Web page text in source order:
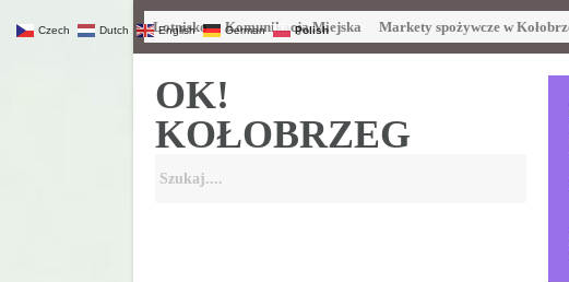
Lotnisko Komunikacja Miejska Markety spożywcze w
OK!
KOŁOBRZEG
Czech Dutch English German Polish